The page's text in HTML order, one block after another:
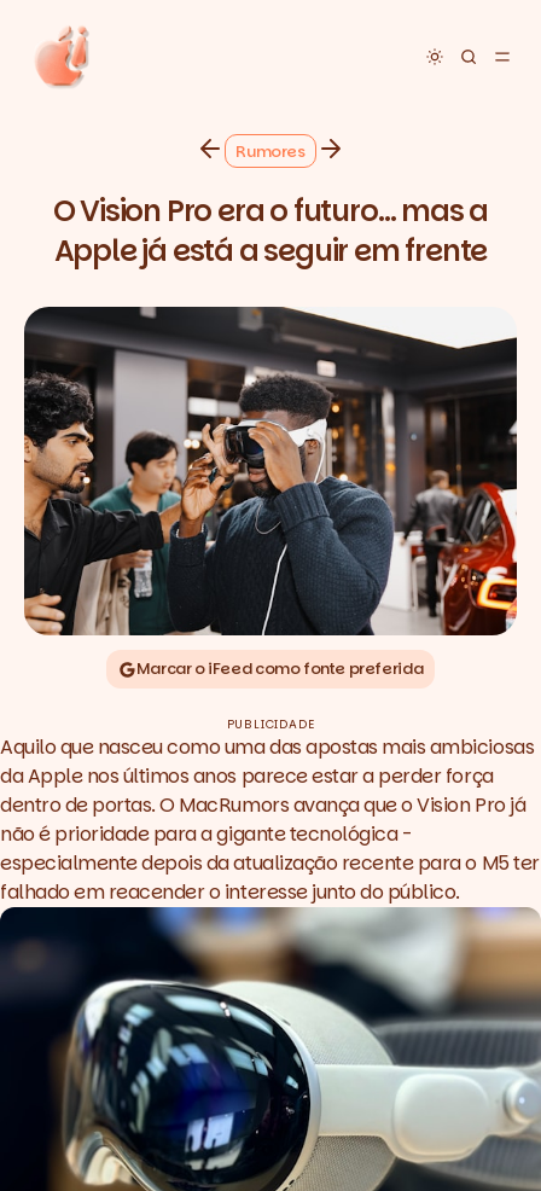
Toggle
Rumores
O Vision Pro era o futuro… mas a
Apple já está a seguir em frente
Marcar o iFeed como fonte preferida
PUBLICIDADE
Aquilo que nasceu como uma das apostas mais ambiciosas
da Apple nos últimos anos parece estar a perder força
dentro de portas. OMacRumorsavança que o Vision Pro já
não é prioridade para a gigante tecnológica -
especialmente depois daatualização recente para o M5ter
falhado em reacender o interesse junto do público.